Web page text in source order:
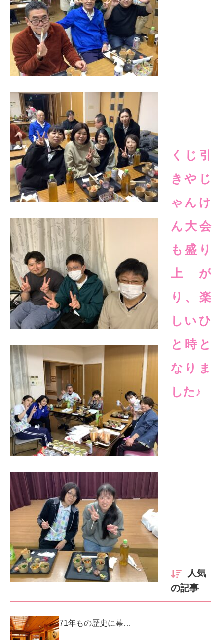
くじ引
きやじ
ゃんけ
ん大会
も盛り
上が
り、楽
しいひ
と時と
なりま
した♪
人気
の記事
71年もの歴史に幕…